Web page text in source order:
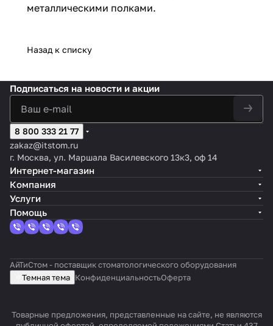
металлическими полками.
Назад к списку
Подписаться на новости и акции
8 800 333 21 77
zakaz@itstom.ru
г. Москва, ул. Маршала Василевского 13к3, оф 14
Интернет-магазин
Компания
Услуги
Помощь
АйТиСтом - поставщик стоматологического оборудования
Темная тема КонфиденциальностьОферта
Товарные предложения, представленные на сайте, не являются